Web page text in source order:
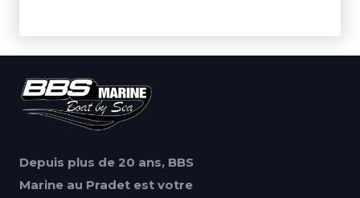
Depuis plus de 20 ans, BBS
Marine au Pradet est votre